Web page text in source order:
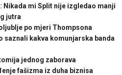
Nikada mi Split nije izgledao manji
jutra
po mjeri Thompsona
saznali kakva komunjarska banda
jednog zaborava
fašizma iz duha biznisa